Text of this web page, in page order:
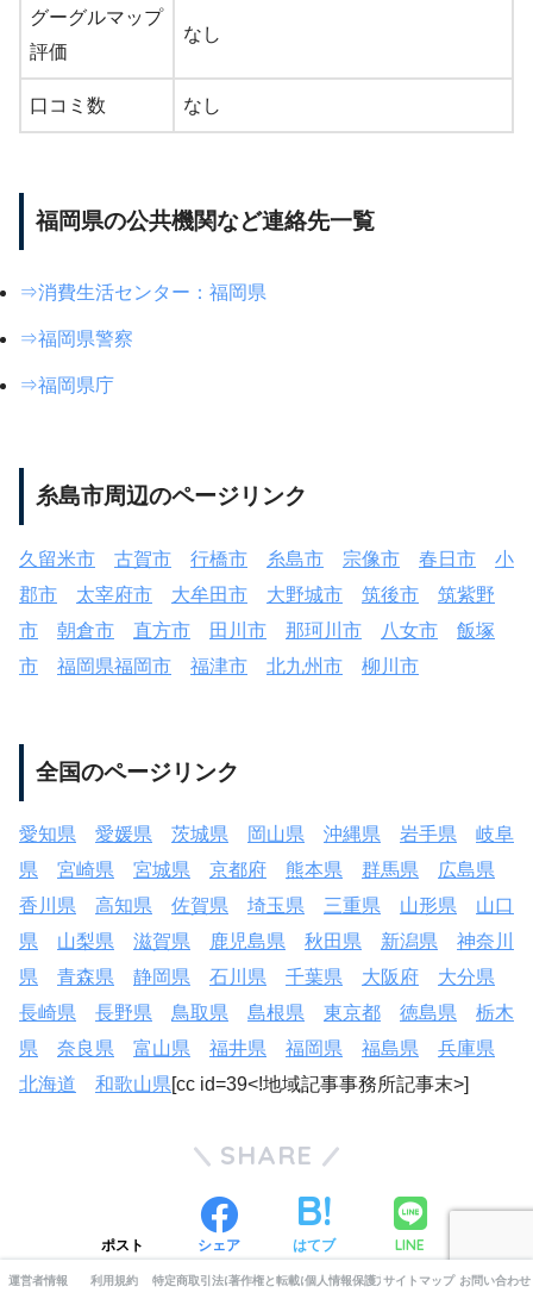
グーグルマップ
評価
なし
口コミ数 なし
福岡県の公共機関など連絡先一覧
⇒消費生活センター：福岡県
⇒福岡県警察
⇒福岡県庁
糸島市周辺のページリンク
久留米市 古賀市 行橋市 糸島市 宗像市 春日市
小
郡市
太宰府市 大牟田市 大野城市 筑後市
筑紫野
市
朝倉市 直方市 田川市 那珂川市 八女市
飯塚
市
福岡県福岡市 福津市 北九州市 柳川市
全国のページリンク
愛知県 愛媛県 茨城県 岡山県 沖縄県 岩手県
岐阜
県
宮崎県 宮城県 京都府 熊本県 群馬県
広島県
香川県
高知県 佐賀県 埼玉県 三重県 山形県
山口
県
山梨県 滋賀県 鹿児島県 秋田県 新潟県
神奈川
県
青森県 静岡県 石川県 千葉県 大阪府
大分県
長崎県
長野県 鳥取県 島根県 東京都 徳島県
栃木
県
奈良県 富山県 福井県 福岡県 福島県
兵庫県
北海道
和歌山県[cc id=39<!地域記事事務所記事末>]
SHARE
ポスト シェア はてブ LINE
運営者情報 利用規約 特定商取引法に基づく表記
著作権と転載について個人情報保護方針サイトマップ お問い合わせ